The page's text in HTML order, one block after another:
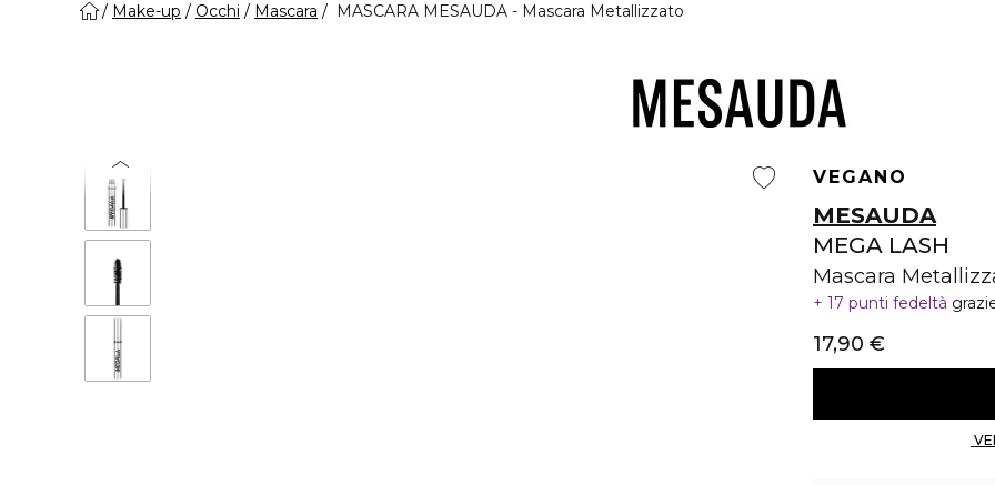
Make-up Occhi Mascara MASCARA MESAUDA - Mascara Metallizzato
VEGANO
MESAUDA
MEGA LASH
Mascara
17 punti fedeltà
17,90 €